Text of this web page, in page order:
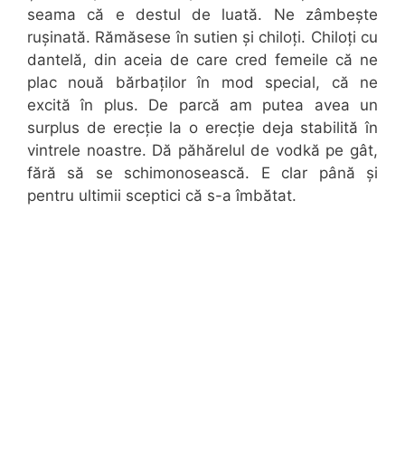
seama că e destul de luată. Ne zâmbește
rușinată. Rămăsese în sutien și chiloți. Chiloți cu
dantelă, din aceia de care cred femeile că ne
plac nouă bărbaților în mod special, că ne
excită în plus. De parcă am putea avea un
surplus de erecție la o erecție deja stabilită în
vintrele noastre. Dă păhărelul de vodkă pe gât,
fără să se schimonosească. E clar până și
pentru ultimii sceptici că s-a îmbătat.